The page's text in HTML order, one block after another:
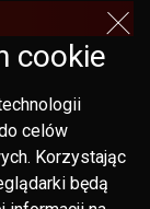
cookie
celów
Korzystając
będą